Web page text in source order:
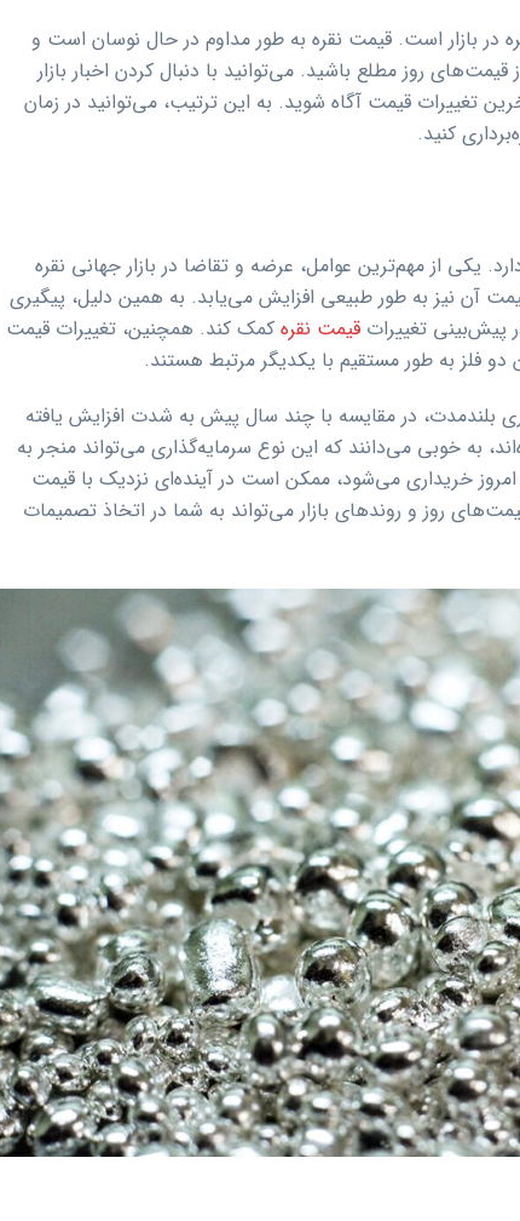
در بازار است. قیمت نقره به طور مداوم در حال نوسان است و
روز مطلع باشید. می‌توانید با دنبال کردن اخبار بازار
تغییرات قیمت آگاه شوید. به این ترتیب، می‌توانید در زمان
کنید.
یکی از مهم‌ترین عوامل، عرضه و تقاضا در بازار جهانی نقره
آن نیز به طور طبیعی افزایش می‌یابد. به همین دلیل، پیگیری
پیش‌بینی تغییرات قیمت نقره کمک کند. همچنین، تغییرات قیمت
دو فلز به طور مستقیم با یکدیگر مرتبط هستند.
بلندمدت، در مقایسه با چند سال پیش به شدت افزایش یافته
به خوبی می‌دانند که این نوع سرمایه‌گذاری می‌تواند منجر به
خریداری می‌شود، ممکن است در آینده‌ای نزدیک با قیمت
روز و روندهای بازار می‌تواند به شما در اتخاذ تصمیمات